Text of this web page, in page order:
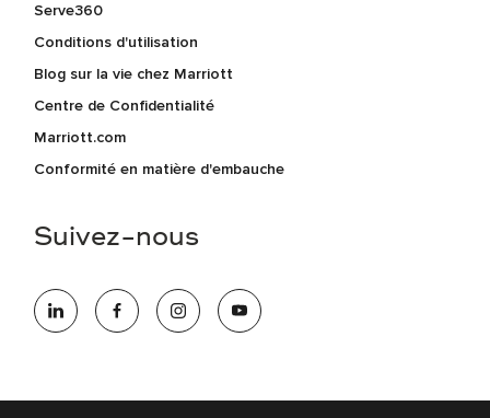
Serve360
Conditions d'utilisation
Blog sur la vie chez Marriott
Centre de Confidentialité
Marriott.com
Conformité en matière d'embauche
Suivez-nous